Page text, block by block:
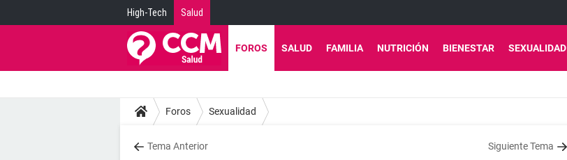
High-Tech Salud
FOROS SALUD FAMILIA NUTRICIÓN BIENESTAR SEXUALIDAD
Foros Sexualidad
Tema Anterior Siguiente Tema